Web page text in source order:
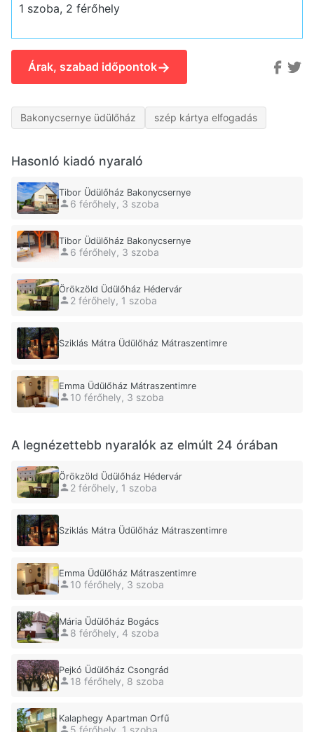
1 szoba, 2 férőhely
Árak, szabad időpontok→
Bakonycsernye üdülőház szép kártya elfogadás
Hasonló kiadó nyaraló
Tibor Üdülőház Bakonycsernye
6 férőhely, 3 szoba
Tibor Üdülőház Bakonycsernye
6 férőhely, 3 szoba
Örökzöld Üdülőház Hédervár
2 férőhely, 1 szoba
Sziklás Mátra Üdülőház Mátraszentimre
Emma Üdülőház Mátraszentimre
10 férőhely, 3 szoba
A legnézettebb nyaralók az elmúlt 24 órában
Örökzöld Üdülőház Hédervár
2 férőhely, 1 szoba
Sziklás Mátra Üdülőház Mátraszentimre
Emma Üdülőház Mátraszentimre
10 férőhely, 3 szoba
Mária Üdülőház Bogács
8 férőhely, 4 szoba
Pejkó Üdülőház Csongrád
18 férőhely, 8 szoba
Kalaphegy Apartman Orfű
5 férőhely, 1 szoba